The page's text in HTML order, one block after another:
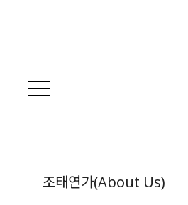
조태연가(About Us)